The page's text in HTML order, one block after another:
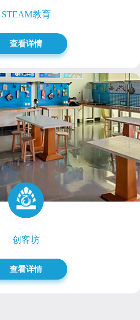
STEAM教育
查看详情
创客坊
查看详情